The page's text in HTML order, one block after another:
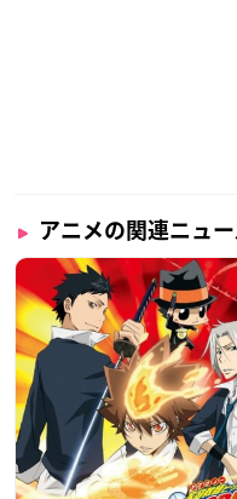
アニメの関連ニュ